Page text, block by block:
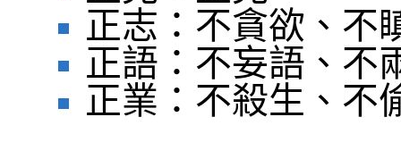
正志：不貪欲、不
正語：不妄語、不
正業：不殺生、不